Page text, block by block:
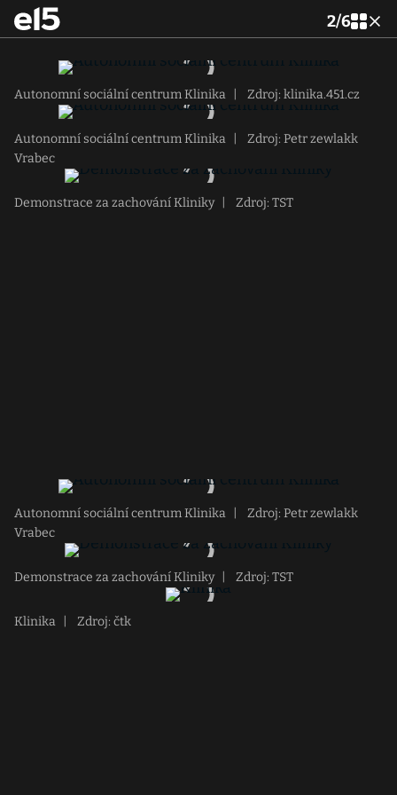
2/6
Autonomní sociální centrum Klinika Zdroj: klinika.451.cz
Autonomní sociální centrum Klinika
Zdroj: Petr zewlakk
Vrabec
Demonstrace za zachování Kliniky Zdroj: TST
Autonomní sociální centrum Klinika
Zdroj: Petr zewlakk
Vrabec
Demonstrace za zachování Kliniky Zdroj: TST
Klinika Zdroj: čtk